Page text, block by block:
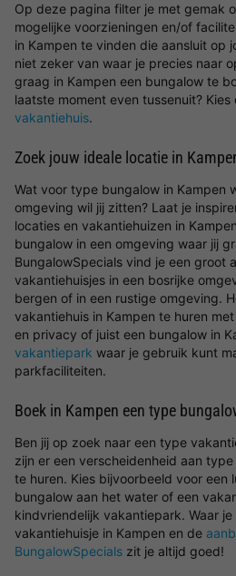
Op deze pagina filter je met gemak
mogelijke voorzieningen en/of
in Kampen te vinden die aansluit op
niet zeker van waar je precies naar
graag in Kampen een bungalow te
laatste moment even tussenuit? Kies
vakantiehuis.
Zoek jouw ideale locatie in
Wat voor type bungalow in Kampen
omgeving wil jij zitten? Laat je
locaties en vakantiehuizen in
bungalow in een omgeving waar jij
BungalowSpecials vind je een groot
vakantiehuisjes in een bosrijke
bergen of in een rustige omgeving.
vakantiehuis in Kampen te huren
en privacy of juist een bungalow in
vakantiepark waar je gebruik kunt
parkfaciliteiten.
Boek in Kampen een type
Ben jij op zoek naar een type
zijn er een verscheidenheid aan
te huren. Kies bijvoorbeeld voor een
bungalow aan het water of een
kindvriendelijk vakantiepark. Waar
vakantiehuisje in Kampen en de
BungalowSpecials zit je altijd goed!